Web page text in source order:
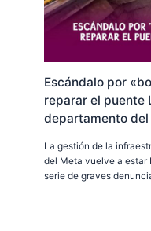
Escándalo por
reparar el puente
departamento del
La gestión de la
del Meta vuelve a estar
serie de graves